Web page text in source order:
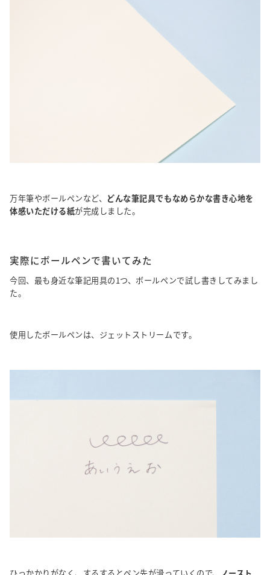
万年筆やボールペンなど、 どんな筆記具でもなめらかな書き心地を
体感いただける紙が完成しました。
実際にボールペンで書いてみた
今回、最も身近な筆記用具の1つ、ボールペンで試し書きしてみまし
た。
使用したボールペンは、ジェットストリームです。
ひっかかりがなく、するするとペン先が滑っていくので、 ノースト